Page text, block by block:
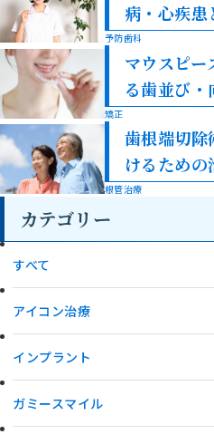
病・心疾患
予防歯科
マウスピー
る歯並び
解説
矯正
歯根端切除
けるため
根管治療
カテゴリー
すべて
アイコン治療
インプラント
ガミースマイル